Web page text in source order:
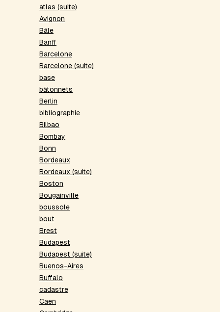
atlas (suite)
Avignon
Bâle
Banff
Barcelone
Barcelone (suite)
base
bâtonnets
Berlin
bibliographie
Bilbao
Bombay
Bonn
Bordeaux
Bordeaux (suite)
Boston
Bougainville
boussole
bout
Brest
Budapest
Budapest (suite)
Buenos-Aires
Buffalo
cadastre
Caen